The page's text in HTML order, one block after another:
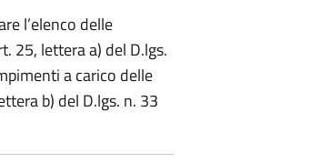
l’elenco delle
25, lettera a) del D.lgs.
a carico delle
b) del D.lgs. n. 33